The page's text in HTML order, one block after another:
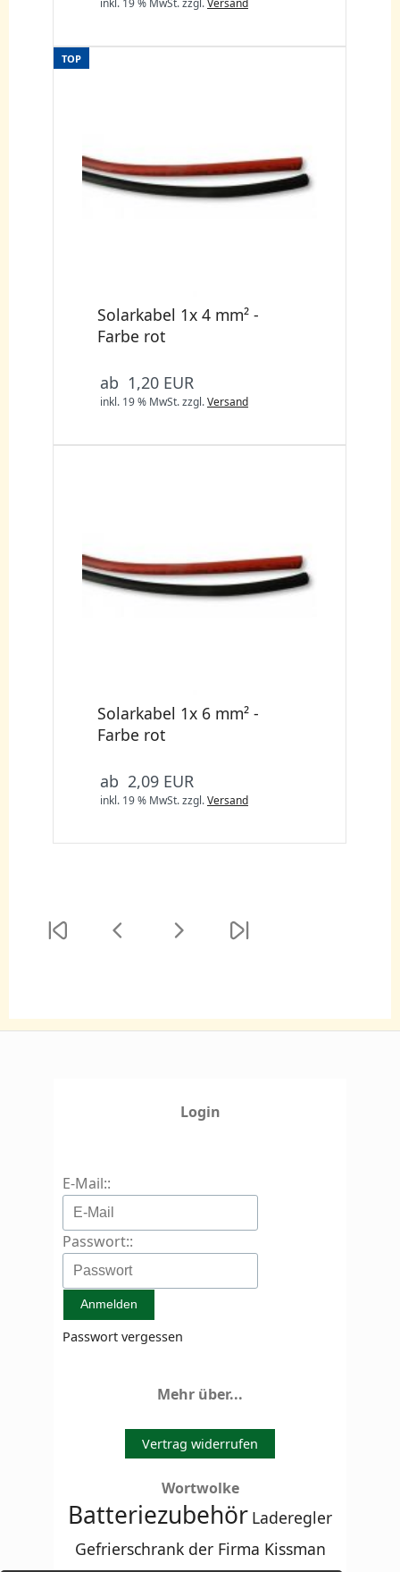
TOP
Solarkabel 1x 4 mm² -
Farbe rot
ab 1,20 EUR
inkl. 19 % MwSt.zzgl.Versand
Solarkabel 1x 6 mm² -
Farbe rot
ab 2,09 EUR
inkl. 19 % MwSt.zzgl.Versand
Login
E-Mail::
Passwort::
Passwort vergessen
Mehr über...
Vertrag widerrufen
Wortwolke
Batteriezubehör Laderegler
Gefrierschrank der Firma Kissman